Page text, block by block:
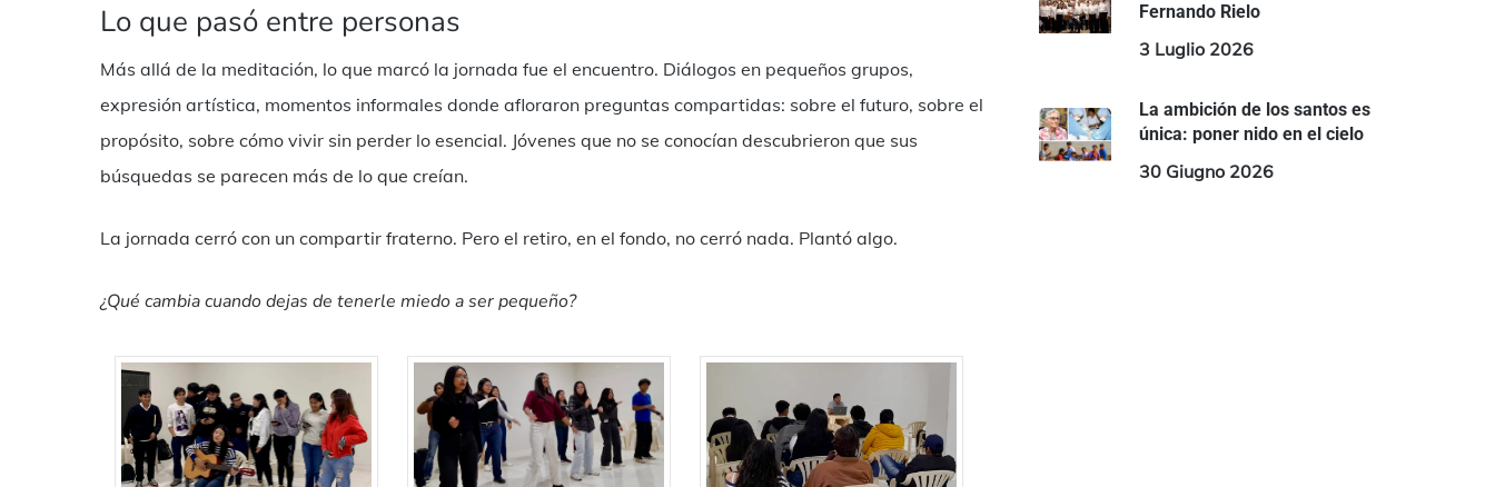
Lo que pasó entre personas
Más allá de la meditación, lo que marcó la jornada fue el encuentro. Diálogos en pequeños grupos,
expresión artística, momentos informales donde afloraron preguntas compartidas: sobre el futuro, sobre el
propósito, sobre cómo vivir sin perder lo esencial. Jóvenes que no se conocían descubrieron que sus
búsquedas se parecen más de lo que creían.
La jornada cerró con un compartir fraterno. Pero el retiro, en el fondo, no cerró nada. Plantó algo.
¿Qué cambia cuando dejas de tenerle miedo a ser pequeño?
Fernando Rielo
3 Luglio 2026
La ambición de los santos es
única: poner nido en el cielo
30 Giugno 2026